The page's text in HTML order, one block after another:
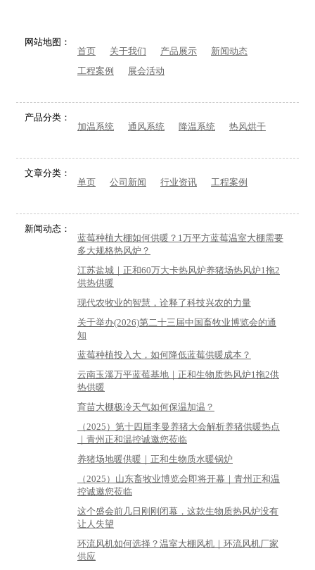
网站地图：
首页
关于我们 产品展示
新闻动态
工程案例
展会活动
产品分类：
加温系统
通风系统 降温系统 热风烘干
文章分类：
单页
公司新闻 行业资讯 工程案例
新闻动态：
蓝莓种植大棚如何供暖？1万平方蓝莓温室大棚需要
多大规格热风炉？
江苏盐城｜正和60万大卡热风炉养猪场热风炉1拖2
供热供暖
现代农牧业的智慧，诠释了科技兴农的力量
关于举办(2026)第二十三届中国畜牧业博览会的通
知
蓝莓种植投入大，如何降低蓝莓供暖成本？
云南玉溪万平蓝莓基地｜正和生物质热风炉1拖2供
热供暖
育苗大棚极冷天气如何保温加温？
（2025）第十四届李曼养猪大会解析养猪供暖热点
｜青州正和温控诚邀您莅临
养猪场地暖供暖｜正和生物质水暖锅炉
（2025）山东畜牧业博览会即将开幕｜青州正和温
控诚邀您莅临
这个盛会前几日刚刚闭幕，这款生物质热风炉没有
让人失望
环流风机如何选择？温室大棚风机｜环流风机厂家
供应